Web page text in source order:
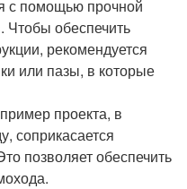
с помощью прочной
обеспечить
рекомендуется
или пазы, в которые
проекта, в
соприкасается
позволяет обеспечить